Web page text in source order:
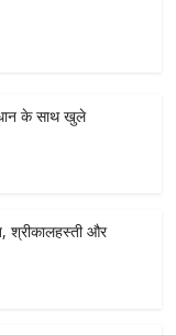
के साथ खुले
श्रीकालहस्ती और